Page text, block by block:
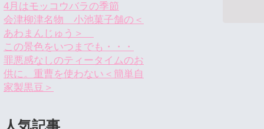
4月はモッコウバラの季節
会津柳津名物 小池菓子舗の＜
あわまんじゅう＞
この景色をいつまでも・・・
罪悪感なしのティータイムのお
供に。重曹を使わない＜簡単自
家製黒豆＞